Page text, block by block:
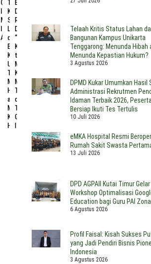
Cara
Inggris
Mengeksploitasi
Imperium
AS
Telaah
Kritis
Status
Lahan
dan
Bangunan
Kampus
Unikarta
Tenggarong:
Menunda
Hibah
atau
Menunda
Kepastian
Hukum?
Edi
Damansyah
Resmi
Dijuluki
“Bapak
Kerukunan”,
tapi
Mampukah
Kukar
Menjaga
Toleransi
di
Tengah
Gelombang
Telaah Kritis Status Lahan
Bangunan Kampus Unikarta
Tenggarong: Menunda Hibah
Menunda Kepastian Hukum?
3 Agustus 2026
DPMD Kukar Umumkan Hasil
Administrasi Rekrutmen
Idaman Terbaik 2026,
Bersiap Ikuti Tes Tertulis
10 Juli 2026
eMKA Hospital Resmi
Rumah Sakit Swasta
13 Juli 2026
DPD AGPAII Kutai Timur Gelar
Workshop Optimalisasi
Education bagi Guru PAI
6 Agustus 2026
Profil Faisal: Kisah Sukses
yang Jadi Pendiri Bisnis
Indonesia
3 Agustus 2026